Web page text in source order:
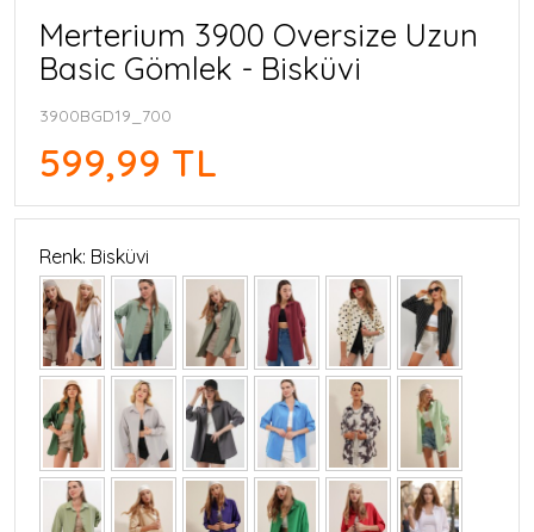
Merterium 3900 Oversize Uzun
Basic Gömlek - Bisküvi
3900BGD19_700
599,99 TL
Renk: Bisküvi